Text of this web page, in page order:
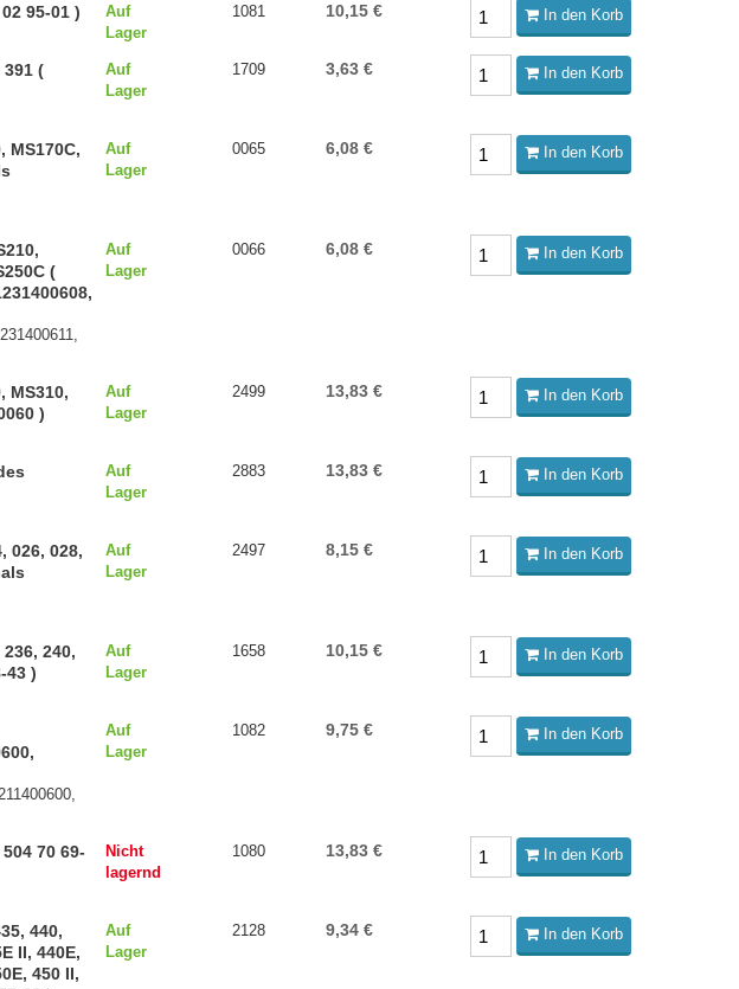
95-01 )
Auf
Lager
1081 10,15 € In den Korb
391 (
Auf
Lager
1709 3,63 € In den Korb
MS170C,
Auf
Lager
0065 6,08 € In den Korb
(
Auf
Lager
0066 6,08 € In den Korb
MS310,
)
Auf
Lager
2499 13,83 € In den Korb
Auf
Lager
2883 13,83 € In den Korb
026, 028,
Auf
Lager
2497 8,15 € In den Korb
240,
43 )
Auf
Lager
1658 10,15 € In den Korb
Auf
Lager
1082 9,75 € In den Korb
70 69-
Nicht
lagernd
1080 13,83 € In den Korb
440,
II, 440E,
450 II,
Auf
Lager
2128 9,34 € In den Korb